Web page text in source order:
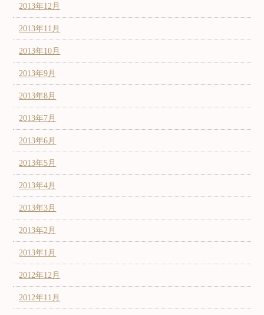
2013年12月
2013年11月
2013年10月
2013年9月
2013年8月
2013年7月
2013年6月
2013年5月
2013年4月
2013年3月
2013年2月
2013年1月
2012年12月
2012年11月